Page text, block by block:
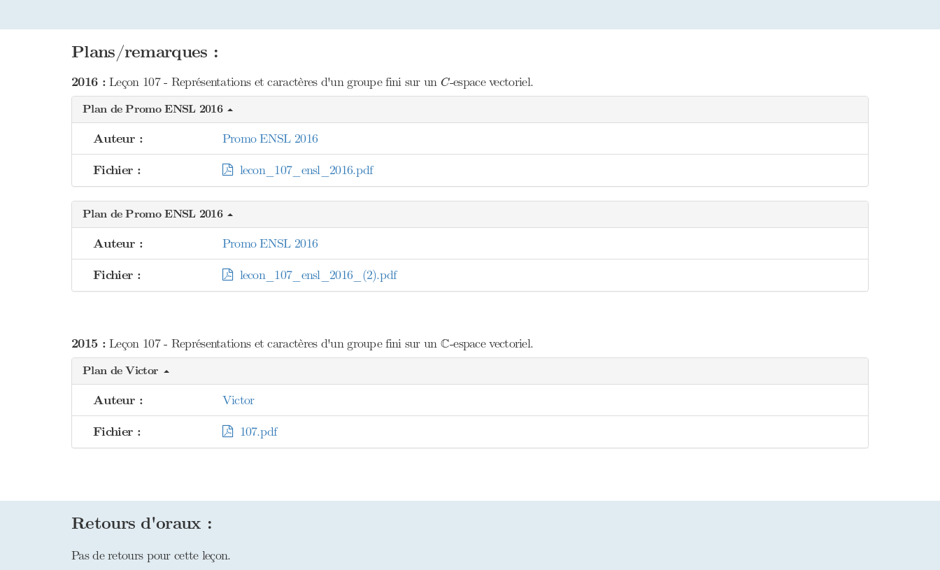
Plans/remarques :
2016 :Leçon 107 - Représentations et caractères d'un groupe fini sur un C
C-espace vectoriel.
Plan de Promo ENSL 2016
Auteur : Promo ENSL 2016
Fichier : lecon_107_ensl_2016.pdf
Plan de Promo ENSL 2016
Auteur : Promo ENSL 2016
Fichier : lecon_107_ensl_2016_(2).pdf
2015 :Leçon 107 - Représentations et caractères d'un groupe fini sur un C
C-espace vectoriel.
Plan de Victor
Auteur : Victor
Fichier : 107.pdf
Retours d'oraux :
Pas de retours pour cette leçon.